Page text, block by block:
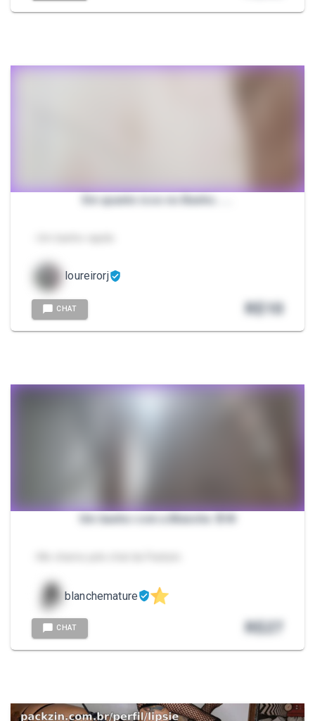
Em quanto isso no Banho......
loureirorj
CHAT R$10
Um banho com a Blanche 🚿🧼
blanchemature
CHAT R$27